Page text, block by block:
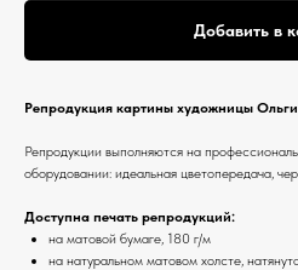
Добавить в
Репродукция картины художницы
Репродукции выполняются на
оборудовании: идеальная цветопередача,
Доступна печать репродукций:
на матовой бумаге, 180 г/м
на натуральном матовом холсте,